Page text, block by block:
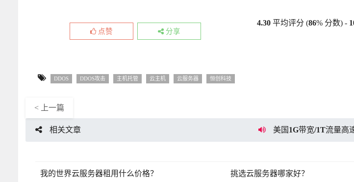
点赞 分享
4.30 平均评分 (86% 分数) -
DDOS DDOS攻击 主机托管 云主机 云服务器 恒创科技
< 上一篇
相关文章 美国1G带宽/1T流量高
我的世界云服务器租用什么价格？ 挑选云服务器哪家好？